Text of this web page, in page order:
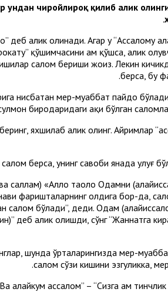
ундан чиройлироқ қилиб алик
деб алик олинади. Агар у “Ассалому
қўшимчасини ҳам қўшса, алик
салом бериши жоиз. Лекин
берса, бу
нисбатан меҳр-муҳаббат пайдо
биродаридаги ҳақи бўлган
яхшилаб алик олинг. Айримлар
берса, унинг савоби янада улуғ
саллам) «Аллоҳ таоло Одамни
фаришталарнинг олдига бор-да,
салом бўлади”, деди. Одам
деб алик олишди, сўнг “Жаннатга
шунда ўрталарингизда меҳр-
салом сўзи кишини эзгуликка,